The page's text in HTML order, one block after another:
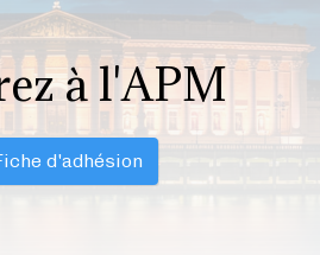
à l'APM
d'adhésion